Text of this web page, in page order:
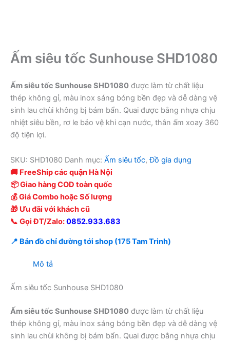
Ấm siêu tốc Sunhouse SHD1080
Ấm siêu tốc Sunhouse SHD1080 được làm từ chất liệu
thép không gỉ, màu inox sáng bóng bền đẹp và dễ dàng vệ
sinh lau chùi không bị bám bẩn. Quai được bằng nhựa chịu
nhiệt siêu bền, rơ le bảo vệ khi cạn nước, thân ấm xoay 360
độ tiện lợi.
SKU: SHD1080 Danh mục: Ấm siêu tốc,Đồ gia dụng
🚚 FreeShip các quận Hà Nội
📦 Giao hàng COD toàn quốc
💰 Giá Combo hoặc Số lượng
🎁 Ưu đãi với khách cũ
📞 Gọi ĐT/Zalo:0852.933.683
📍 Bản đồ chỉ đường tới shop (175 Tam Trinh)
Mô tả
Ấm siêu tốc Sunhouse SHD1080
Ấm siêu tốc Sunhouse SHD1080 được làm từ chất liệu
thép không gỉ, màu inox sáng bóng bền đẹp và dễ dàng vệ
sinh lau chùi không bị bám bẩn. Quai được bằng nhựa chịu